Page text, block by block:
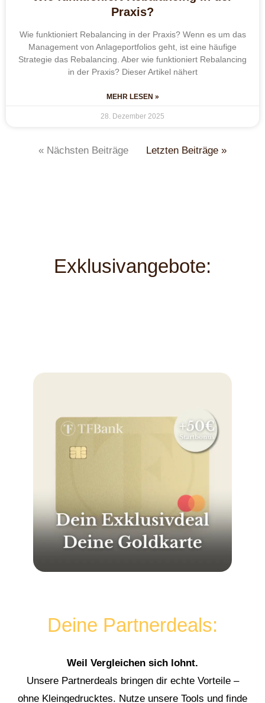
Praxis?
Wie funktioniert Rebalancing in der Praxis? Wenn es um das
Management von Anlageportfolios geht, ist eine häufige
Strategie das Rebalancing. Aber wie funktioniert Rebalancing
in der Praxis? Dieser Artikel nähert
MEHR LESEN »
28. Dezember 2025
« Nächsten Beiträge Letzten Beiträge »
Exklusivangebote:
Deine Partnerdeals:
Weil Vergleichen sich lohnt.
Unsere Partnerdeals bringen dir echte Vorteile –
ohne Kleingedrucktes. Nutze unsere Tools und finde